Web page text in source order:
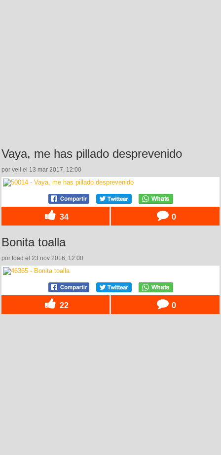
Vaya, me has pillado desprevenido
por veil el 13 mar 2017, 12:00
34 0
Bonita toalla
por toad el 23 nov 2016, 12:00
22 0